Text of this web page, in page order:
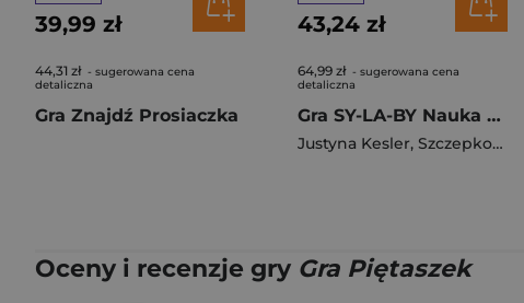
39,99 zł
44,31 zł - sugerowana cena
detaliczna
Gra Znajdź Prosiaczka
43,24 zł
64,99 zł - sugerowana cena
detaliczna
Gra SY-LA-BY Nauka czytania Zzz: zagraj-zrozum-zapamiętaj
Justyna Kesler, Szczepkowicz Małgorzata
Oceny i recenzje gry Gra Piętaszek